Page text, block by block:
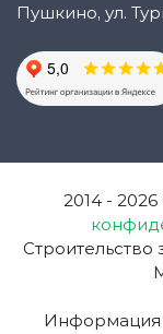
Пушкино, ул.
2014 -
Информация